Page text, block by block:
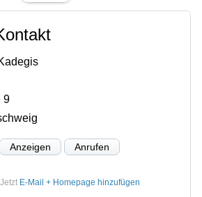
9
Anzeigen Anrufen
Jetzt E-Mail + Homepage hinzufügen